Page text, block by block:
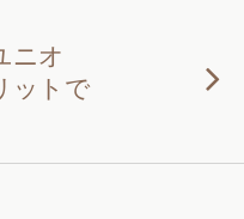
ニオ
ットで